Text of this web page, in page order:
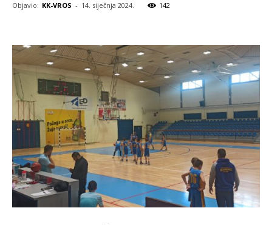
Objavio: KK-VROS - 14. siječnja 2024. 142